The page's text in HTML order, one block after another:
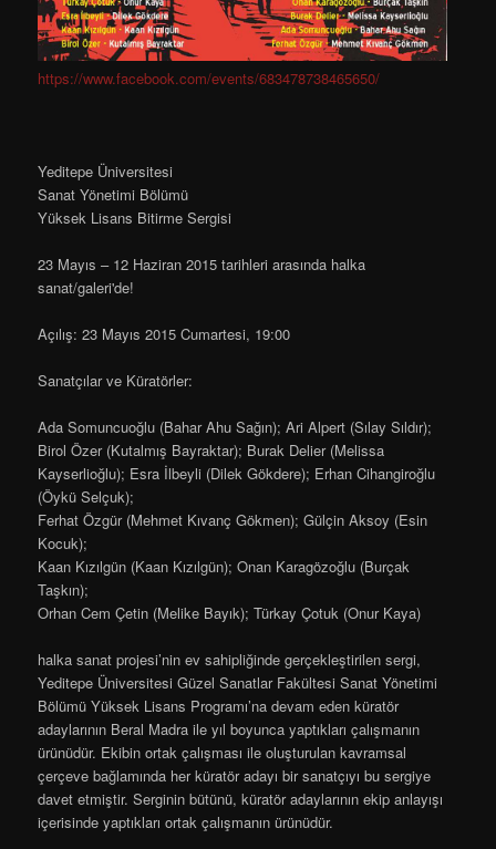
https://www.facebook.com/events/683478738465650/
Yeditepe Üniversitesi
Sanat Yönetimi Bölümü
Yüksek Lisans Bitirme Sergisi
23 Mayıs – 12 Haziran 2015 tarihleri arasında halka
sanat/galeri'de!
Açılış: 23 Mayıs 2015 Cumartesi, 19:00
Sanatçılar ve Küratörler:
Ada Somuncuoğlu (Bahar Ahu Sağın); Ari Alpert (Sılay Sıldır);
Birol Özer (Kutalmış Bayraktar); Burak Delier (Melissa
Kayserlioğlu); Esra İlbeyli (Dilek Gökdere); Erhan Cihangiroğlu
(Öykü Selçuk);
Ferhat Özgür (Mehmet Kıvanç Gökmen); Gülçin Aksoy (Esin
Kocuk);
Kaan Kızılgün (Kaan Kızılgün); Onan Karagözoğlu (Burçak
Taşkın);
Orhan Cem Çetin (Melike Bayık); Türkay Çotuk (Onur Kaya)
halka sanat projesi’nin ev sahipliğinde gerçekleştirilen sergi,
Yeditepe Üniversitesi Güzel Sanatlar Fakültesi Sanat Yönetimi
Bölümü Yüksek Lisans Programı’na devam eden küratör
adaylarının Beral Madra ile yıl boyunca yaptıkları çalışmanın
ürünüdür. Ekibin ortak çalışması ile oluşturulan kavramsal
çerçeve bağlamında her küratör adayı bir sanatçıyı bu sergiye
davet etmiştir. Serginin bütünü, küratör adaylarının ekip anlayışı
içerisinde yaptıkları ortak çalışmanın ürünüdür.